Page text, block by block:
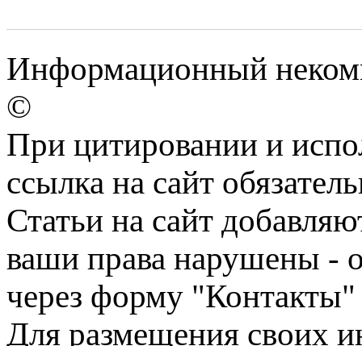
Информационный
©
При цитировании и
ссылка на сайт
Статьи на сайт
ваши права нарушены -
через форму "Контакты"
Для размещения своих